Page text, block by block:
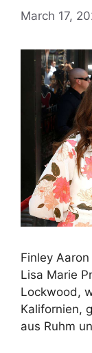
March 17,
Finley
Lisa Marie
Lockwood,
Kalifornien,
aus Ruhm